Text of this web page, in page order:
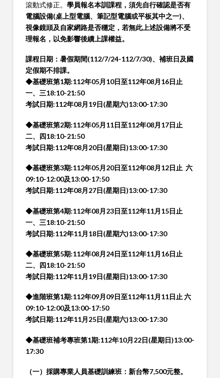
滾動式修正。 學員報名本訓課程，須先自行確認是否有
電腦設備(桌上型電腦、筆記型電腦或平板其中之一)、
視像鏡頭及自家網路是否穩定，若無此上述設備將不受
理報名，以免影響後續上課權益。
課程日期： 暑假期間(112/7/24-112/7/30)、補班日及國
定假期不排課。
◆基礎班第1期:112年05月10日至112年08月16日止
一、三18:10-21:50
考試日期:112年08月19日(星期六)13:00-17:30
◆基礎班第2期:112年05月11日至112年08月17日止
二、四18:10-21:50
考試日期:112年08月20日(星期日)13:00-17:30
◆基礎班第3期:112年05月20日至112年08月12日止 六
09:10-12:00及13:00-17:50
考試日期:112年08月27日(星期日)13:00-17:30
◆基礎班第4期:112年08月23日至112年11月15日止
一、三18:10-21:50
考試日期:112年11月18日(星期六)13:00-17:30
◆基礎班第5期:112年08月24日至112年11月16日止
二、四18:10-21:50
考試日期:112年11月19日(星期日)13:00-17:30
◆進階班第1期:112年09月09日至112年11月11日止 六
09:10-12:00及13:00-17:50
考試日期:112年11月25日(星期六)13:00-17:30
◆基礎班補考專班第1期:112年10月22日(星期日)13:00-
17:30
（一）採購專業人員基礎訓練班：新台幣7,500元整。